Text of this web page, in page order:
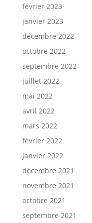
février 2023
janvier 2023
décembre 2022
octobre 2022
septembre 2022
juillet 2022
mai 2022
avril 2022
mars 2022
février 2022
janvier 2022
décembre 2021
novembre 2021
octobre 2021
septembre 2021